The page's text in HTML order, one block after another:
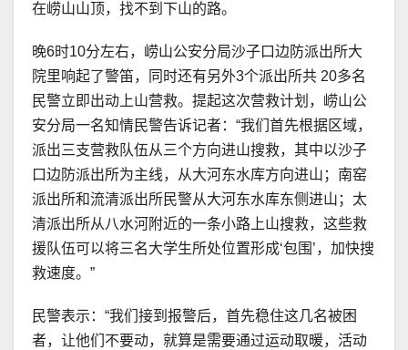
在崂山山顶，找不到下山的路。
晚6时10分左右，崂山公安分局沙子口边防派出所大
院里响起了警笛，同时还有另外3个派出所共 20多名
民警立即出动上山营救。提起这次营救计划，崂山公
安分局一名知情民警告诉记者：“我们首先根据区域，
派出三支营救队伍从三个方向进山搜救，其中以沙子
口边防派出所为主线，从大河东水库方向进山；南窑
派出所和流清派出所民警从大河东水库东侧进山；太
清派出所从八水河附近的一条小路上山搜救，这些救
援队伍可以将三名大学生所处位置形成‘包围’，加快搜
救速度。”
民警表示：“我们接到报警后，首先稳住这几名被困
者，让他们不要动，就算是需要通过运动取暖，活动